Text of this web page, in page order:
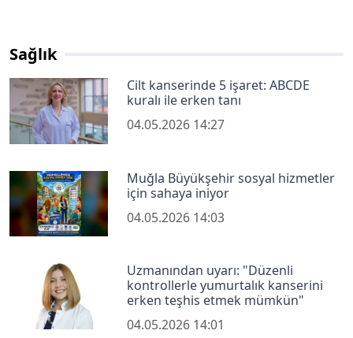
Sağlık
Cilt kanserinde 5 işaret: ABCDE
kuralı ile erken tanı
04.05.2026 14:27
Muğla Büyükşehir sosyal hizmetler
için sahaya iniyor
04.05.2026 14:03
Uzmanından uyarı: "Düzenli
kontrollerle yumurtalık kanserini
erken teşhis etmek mümkün"
04.05.2026 14:01